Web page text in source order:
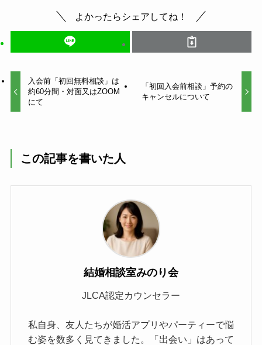
よかったらシェアしてね！
入会前「初回無料相談」は
約60分間・対面又はZOOM
にて
「初回入会前相談」予約の
キャンセルについて
この記事を書いた人
結婚相談室みのり会
JLCA認定カウンセラー
私自身、友人たちが婚活アプリやパーティーで悩
む姿を数多く見てきました。「出会い」はあって